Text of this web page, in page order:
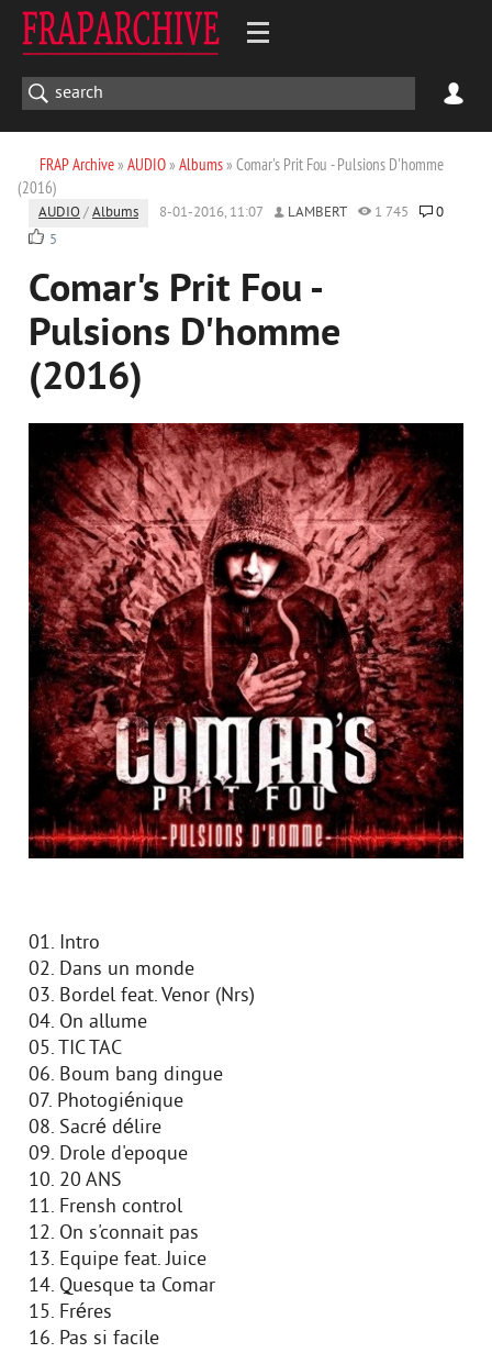
FRAP Archive» AUDIO» Albums» Comar's Prit Fou - Pulsions D'homme
(2016)
AUDIO /Albums 8-01-2016, 11:07 LAMBERT 1 745
0
5
Comar's Prit Fou -
Pulsions D'homme
(2016)
01. Intro
02. Dans un monde
03. Bordel feat. Venor (Nrs)
04. On allume
05. TIC TAC
06. Boum bang dingue
07. Photogiénique
08. Sacré délire
09. Drole d'epoque
10. 20 ANS
11. Frensh control
12. On s'connait pas
13. Equipe feat. Juice
14. Quesque ta Comar
15. Fréres
16. Pas si facile